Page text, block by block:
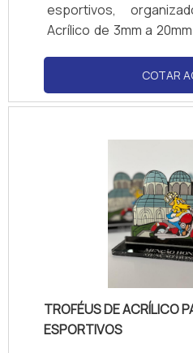
esportivos,
Acrílico de 3mm a
cores. Design
resistente Modelos
personalizados e
COTAR
TROFÉUS DE ACRÍLICO
ESPORTIVOS